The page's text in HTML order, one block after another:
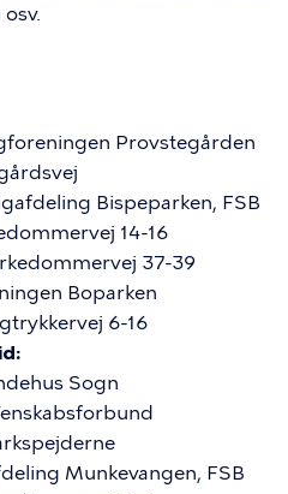
Provstegården
Bispeparken, FSB
14-16
37-39
Boparken
6-16
Sogn
Munkevangen, FSB